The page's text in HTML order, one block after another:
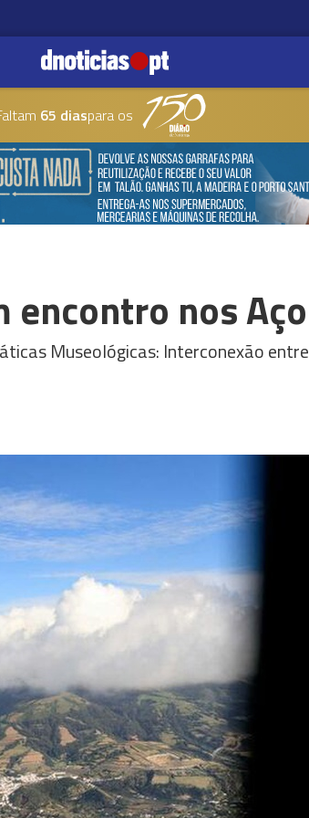
65 diaspara os
encontro nos
Museológicas: Interconexão